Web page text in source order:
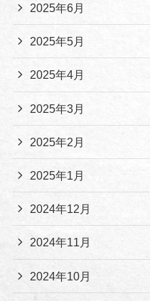
2025年6月
2025年5月
2025年4月
2025年3月
2025年2月
2025年1月
2024年12月
2024年11月
2024年10月